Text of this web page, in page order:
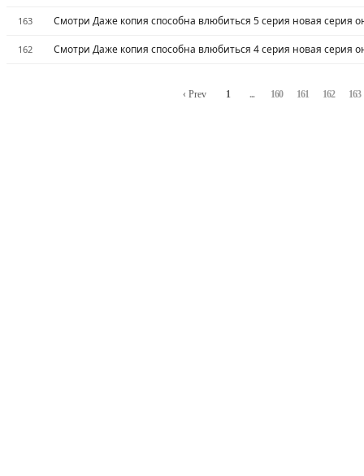
163 Смотри Даже копия способна влюбиться 5 серия новая серия
162 Смотри Даже копия способна влюбиться 4 серия новая серия
‹ Prev 1 ... 160 161 162 163